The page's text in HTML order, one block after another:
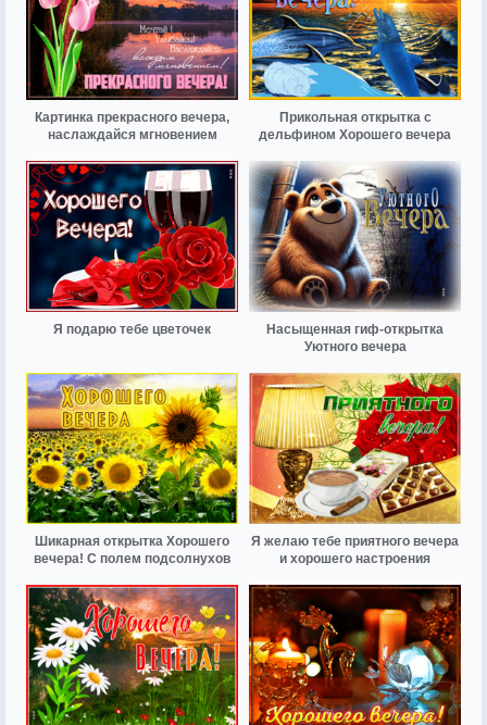
Картинка прекрасного вечера,
наслаждайся мгновением
Прикольная открытка с
дельфином Хорошего вечера
Я подарю тебе цветочек
Насыщенная гиф-открытка
Уютного вечера
Шикарная открытка Хорошего
вечера! С полем подсолнухов
Я желаю тебе приятного вечера
и хорошего настроения